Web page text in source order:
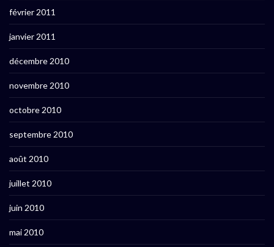
février 2011
janvier 2011
décembre 2010
novembre 2010
octobre 2010
septembre 2010
août 2010
juillet 2010
juin 2010
mai 2010